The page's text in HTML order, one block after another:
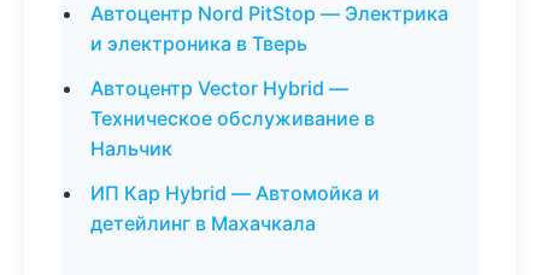
Автоцентр Nord PitStop — Электрика
и электроника в Тверь
Автоцентр Vector Hybrid —
Техническое обслуживание в
Нальчик
ИП Кар Hybrid — Автомойка и
детейлинг в Махачкала